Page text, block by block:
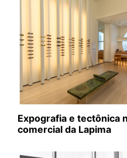
Expografia e tectônica
comercial da Lapima